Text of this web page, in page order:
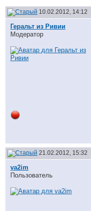
10.02.2012, 14:12
Геральт из Ривии
Модератор
21.02.2012, 15:32
va2im
Пользователь